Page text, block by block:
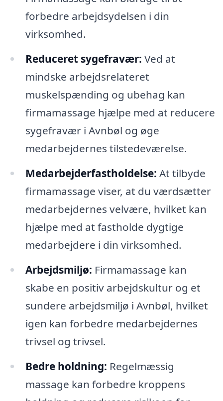
forbedre arbejdsydelsen i din
virksomhed.
Reduceret sygefravær: Ved at
mindske arbejdsrelateret
muskelspænding og ubehag kan
firmamassage hjælpe med at reducere
sygefravær i Avnbøl og øge
medarbejdernes tilstedeværelse.
Medarbejderfastholdelse: At tilbyde
firmamassage viser, at du værdsætter
medarbejdernes velvære, hvilket kan
hjælpe med at fastholde dygtige
medarbejdere i din virksomhed.
Arbejdsmiljø: Firmamassage kan
skabe en positiv arbejdskultur og et
sundere arbejdsmiljø i Avnbøl, hvilket
igen kan forbedre medarbejdernes
trivsel og trivsel.
Bedre holdning: Regelmæssig
massage kan forbedre kroppens